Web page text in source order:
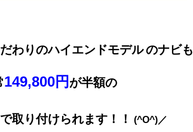
わりのハイエンドモデル のナビも
149,800円 が半額の
で取り付けられます！！ (^O^)／